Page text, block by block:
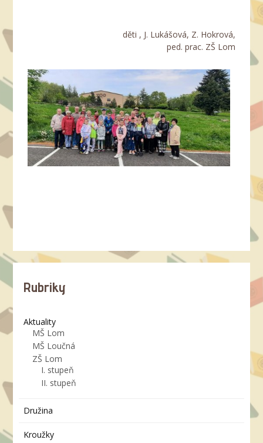
děti , J. Lukášová, Z. Hokrová,
ped. prac. ZŠ Lom
Rubriky
Aktuality
MŠ Lom
MŠ Loučná
ZŠ Lom
I. stupeň
II. stupeň
Družina
Kroužky